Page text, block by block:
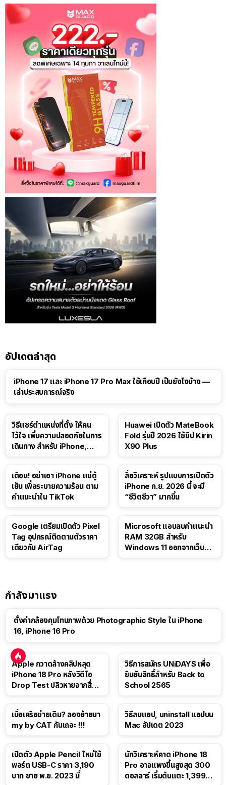
อัปเดตล่าสุด
iPhone 17 และ iPhone 17 Pro Max ใช้เกือบปี เป็นยังไงบ้าง —
เล่าประสบการณ์จริง
วิธีแชร์ตำแหน่งที่ตั้ง ให้คน
ไว้ใจ เพิ่มความปลอดภัยในการ
เดินทาง สำหรับ iPhone,
Huawei เปิดตัว MateBook
Fold รุ่นปี 2026 ใช้ชิป Kirin
X90 Plus
เตือน! อย่าเอา iPhone แช่ตู้
เย็น เพื่อระบายความร้อน ตาม
คำแนะนำใน TikTok
สื่อวิเคราะห์ รูปแบบการเปิดตัว
iPhone ก.ย. 2026 นี้ จะมี
“ชีวิตชีวา” มากขึ้น
Google เตรียมเปิดตัว Pixel
Tag อุปกรณ์ติดตามตัวราคา
เดียวกับ AirTag
Microsoft แอบลบคำแนะนำ
RAM 32GB สำหรับ
Windows 11 ออกจากเว็บตัว
กำลังมาแรง
ตั้งค่ากล้องคุมโทนภาพด้วย Photographic Style ใน iPhone
16, iPhone 16 Pro
Apple กวาดล้างคลิปหลุด
iPhone 18 Pro หลังวิดีโอ
Drop Test ปลิวหายจากสื่อ
วิธีการสมัคร UNiDAYS เพื่อ
ยืนยันสิทธิ์สำหรับ Back to
School 2565
เบื่อเครือข่ายเดิม? ลองย้ายมา
my by CAT กันเถอะ !!!
วิธีลบแอป, uninstall แอปบน
Mac อัปเดต 2023
เปิดตัว Apple Pencil ใหม่ใช้
พอร์ต USB-C ราคา 3,190
บาท ขาย พ.ย. 2023 นี้
นักวิเคราะห์คาด iPhone 18
Pro อาจแพงขึ้นสูงสุด 300
ดอลลาร์ เริ่มต้นแตะ 1,399